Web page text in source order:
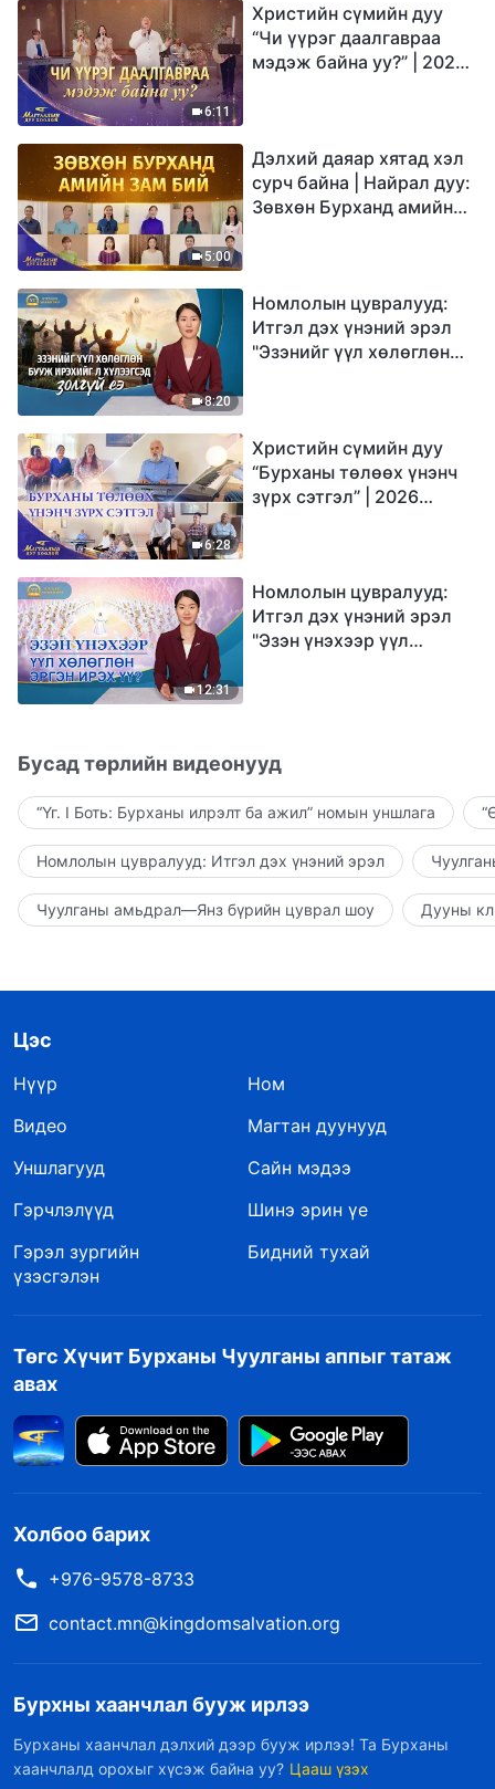
6:11
Христийн сүмийн дуу
“Чи үүрэг даалгавраа
мэдэж байна уу?” | 2026
5:00
Дэлхий даяар хятад хэл
сурч байна | Найрал дуу:
Зөвхөн Бурханд амийн
8:20
Номлолын цувралууд:
Итгэл дэх үнэний эрэл
"Эзэнийг үүл хөлөглөн
6:28
Христийн сүмийн дуу
“Бурханы төлөөх үнэнч
зүрх сэтгэл” | 2026
12:31
Номлолын цувралууд:
Итгэл дэх үнэний эрэл
"Эзэн үнэхээр үүл
Бусад төрлийн видеонууд
“Үг. I Боть: Бурханы илрэлт ба ажил” номын уншлага
Номлолын цувралууд: Итгэл дэх үнэний эрэл
Чуулганы амьдрал—Янз бүрийн цуврал шоу Дууны
Цэс
Нүүр
Ном
Видео
Магтан дуунууд
Уншлагууд
Сайн мэдээ
Гэрчлэлүүд
Шинэ эрин үе
Гэрэл зургийн
үзэсгэлэн
Бидний тухай
Төгс Хүчит Бурханы Чуулганы аппыг татаж
авах
Холбоо барих
+976-9578-8733
contact.mn@kingdomsalvation.org
Бурхны хаанчлал бууж ирлээ
Бурханы хаанчлал дэлхий дээр бууж ирлээ! Та Бурханы
хаанчлалд орохыг хүсэж байна уу? Цааш үзэх